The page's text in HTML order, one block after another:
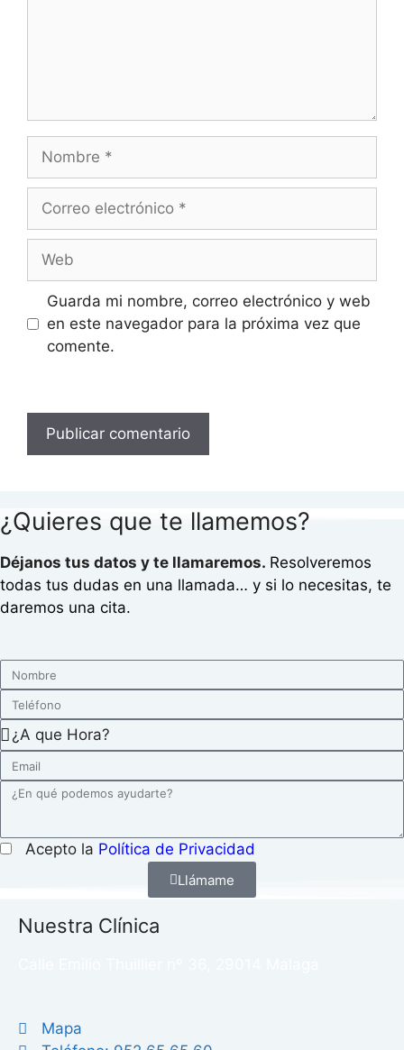
Guarda mi nombre, correo electrónico y web
en este navegador para la próxima vez que
comente.
¿Quieres que te llamemos?
Déjanos tus datos y te llamaremos. Resolveremos
todas tus dudas en una llamada… y si lo necesitas, te
daremos una cita.
Acepto la Política de Privacidad
Llámame
Nuestra Clínica
Mapa